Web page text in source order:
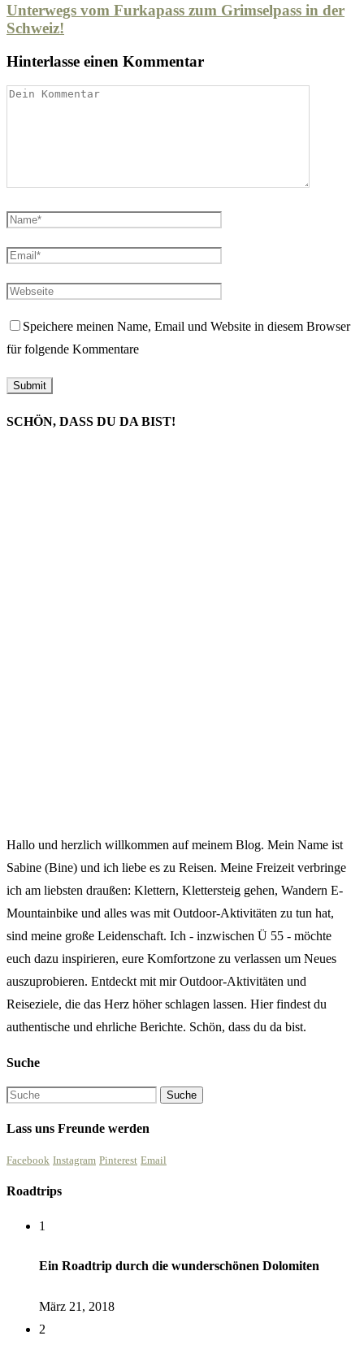
Unterwegs vom Furkapass zum Grimselpass in der
Schweiz!
Hinterlasse einen Kommentar
Speichere meinen Name, Email und Website in diesem Browser
für folgende Kommentare
SCHÖN, DASS DU DA BIST!
Hallo und herzlich willkommen auf meinem Blog. Mein Name ist
Sabine (Bine) und ich liebe es zu Reisen. Meine Freizeit verbringe
ich am liebsten draußen: Klettern, Klettersteig gehen, Wandern E-
Mountainbike und alles was mit Outdoor-Aktivitäten zu tun hat,
sind meine große Leidenschaft. Ich - inzwischen Ü 55 - möchte
euch dazu inspirieren, eure Komfortzone zu verlassen um Neues
auszuprobieren. Entdeckt mit mir Outdoor-Aktivitäten und
Reiseziele, die das Herz höher schlagen lassen. Hier findest du
authentische und ehrliche Berichte. Schön, dass du da bist.
Suche
Lass uns Freunde werden
Facebook Instagram Pinterest Email
Roadtrips
1
Ein Roadtrip durch die wunderschönen Dolomiten
März 21, 2018
2